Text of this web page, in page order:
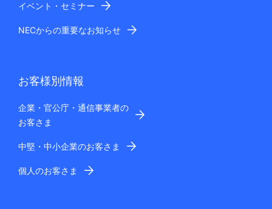
イベント・セミナー
NECからの重要なお知らせ
お客様別情報
企業・官公庁・通信事業者の
お客さま
中堅・中小企業のお客さま
個人のお客さま